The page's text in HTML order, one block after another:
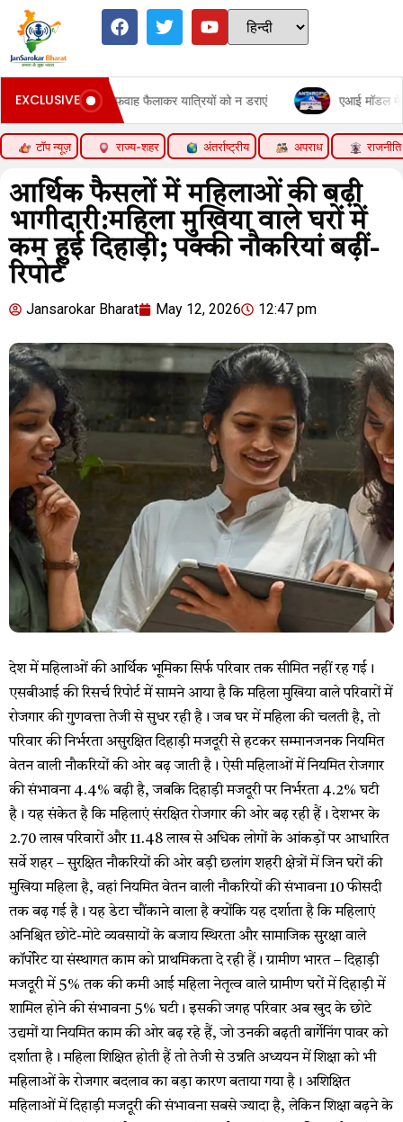
EXCLUSIVE
अफवाह फैलाकर यात्रियों को न डराएं एआई मॉडल में बिना निर्देश
टॉप न्यूज़ राज्य-शहर अंतर्राष्ट्रीय अपराध राजनीति
आर्थिक फैसलों में महिलाओं की बढ़ी
भागीदारी:महिला मुखिया वाले घरों में
कम हुई दिहाड़ी; पक्की नौकरियां बढ़ीं-
रिपोर्ट
Jansarokar Bharat May 12, 2026 12:47 pm
देश में महिलाओं की आर्थिक भूमिका सिर्फ परिवार तक सीमित नहीं रह गई।
एसबीआई की रिसर्च रिपोर्ट में सामने आया है कि महिला मुखिया वाले परिवारों में
रोजगार की गुणवत्ता तेजी से सुधर रही है। जब घर में महिला की चलती है, तो
परिवार की निर्भरता असुरक्षित दिहाड़ी मजदूरी से हटकर सम्मानजनक नियमित
वेतन वाली नौकरियों की ओर बढ़ जाती है। ऐसी महिलाओं में नियमित रोजगार
की संभावना 4.4% बढ़ी है, जबकि दिहाड़ी मजदूरी पर निर्भरता 4.2% घटी
है। यह संकेत है कि महिलाएं संरक्षित रोजगार की ओर बढ़ रही हैं। देशभर के
2.70 लाख परिवारों और 11.48 लाख से अधिक लोगों के आंकड़ों पर आधारित
सर्वे शहर – सुरक्षित नौकरियों की ओर बड़ी छलांग शहरी क्षेत्रों में जिन घरों की
मुखिया महिला है, वहां नियमित वेतन वाली नौकरियों की संभावना 10 फीसदी
तक बढ़ गई है। यह डेटा चौंकाने वाला है क्योंकि यह दर्शाता है कि महिलाएं
अनिश्चित छोटे-मोटे व्यवसायों के बजाय स्थिरता और सामाजिक सुरक्षा वाले
कॉर्पोरेट या संस्थागत काम को प्राथमिकता दे रही हैं। ग्रामीण भारत – दिहाड़ी
मजदूरी में 5% तक की कमी आई महिला नेतृत्व वाले ग्रामीण घरों में दिहाड़ी में
शामिल होने की संभावना 5% घटी। इसकी जगह परिवार अब खुद के छोटे
उद्यमों या नियमित काम की ओर बढ़ रहे हैं, जो उनकी बढ़ती बार्गेनिंग पावर को
दर्शाता है। महिला शिक्षित होती हैं तो तेजी से उन्नति अध्ययन में शिक्षा को भी
महिलाओं के रोजगार बदलाव का बड़ा कारण बताया गया है। अशिक्षित
महिलाओं में दिहाड़ी मजदूरी की संभावना सबसे ज्यादा है, लेकिन शिक्षा बढ़ने के